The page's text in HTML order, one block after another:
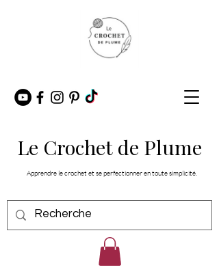
Le Crochet de Plume
Apprendre le crochet et se perfectionner en toute simplicité.